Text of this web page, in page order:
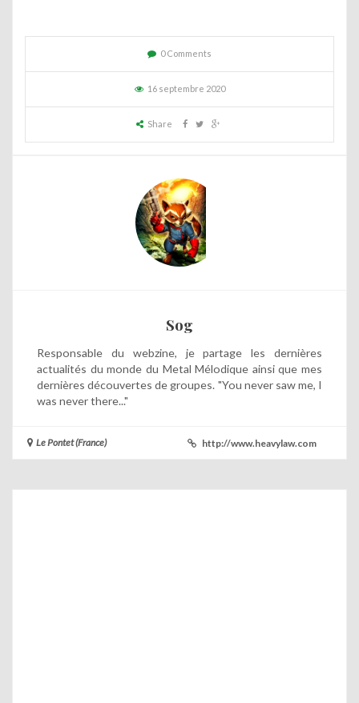
0 Comments
16 septembre 2020
Share
Sog
Responsable du webzine, je partage les dernières
actualités du monde du Metal Mélodique ainsi que mes
dernières découvertes de groupes. "You never saw me, I
was never there..."
Le Pontet (France) http://www.heavylaw.com